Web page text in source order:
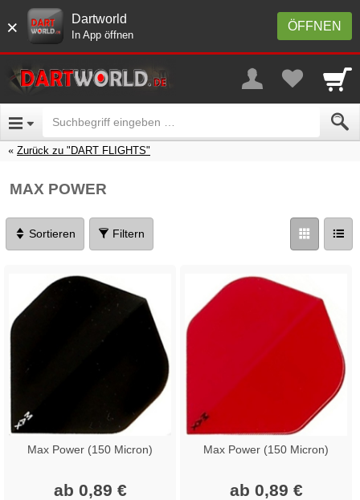
× ÖFFNEN
Dartworld
In App öffnen
Zurück zu "DART FLIGHTS"
MAX POWER
Sortieren Filtern
Max Power (150 Micron)
ab 0,89 €
Max Power (150 Micron)
ab 0,89 €